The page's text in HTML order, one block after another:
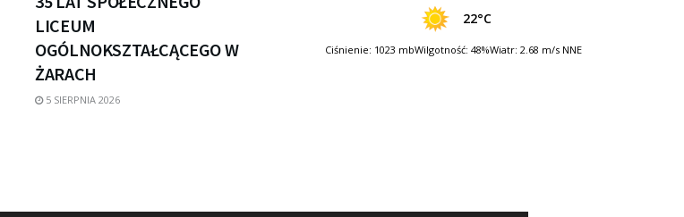
LICEUM
OGÓLNOKSZTAŁCĄCEGO W
ŻARACH
5 SIERPNIA 2026
22°C
Ciśnienie: 1023 mbWilgotność: 48%Wiatr: 2.68 m/s NNE